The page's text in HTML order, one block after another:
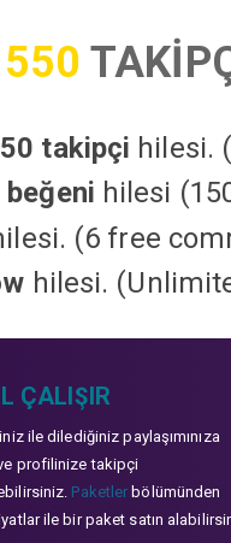
takipçi hilesi.
hilesi
(6 free
hilesi.
ÇALIŞIR
ile dilediğiniz paylaşımınıza
profilinize takipçi
Paketler bölümünden
ile bir paket satın